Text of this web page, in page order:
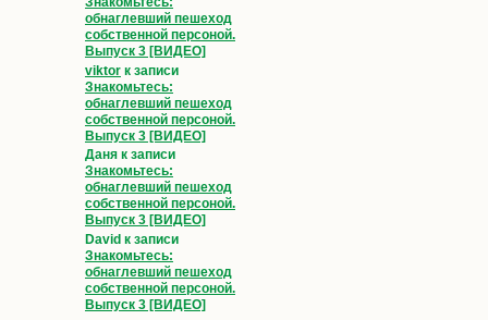
обнаглевший пешеход
собственной персоной.
Выпуск 3 [ВИДЕО]
viktor к записи
Знакомьтесь:
обнаглевший пешеход
собственной персоной.
Выпуск 3 [ВИДЕО]
Даня к записи
Знакомьтесь:
обнаглевший пешеход
собственной персоной.
Выпуск 3 [ВИДЕО]
David к записи
Знакомьтесь:
обнаглевший пешеход
собственной персоной.
Выпуск 3 [ВИДЕО]